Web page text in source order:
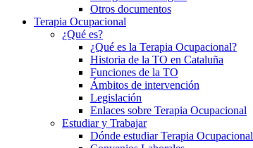
Otros documentos
Terapia Ocupacional
¿Qué es?
¿Qué es la Terapia Ocupacional?
Historia de la TO en Cataluña
Funciones de la TO
Ámbitos de intervención
Legislación
Enlaces sobre Terapia Ocupacional
Estudiar y Trabajar
Dónde estudiar Terapia Ocupacional